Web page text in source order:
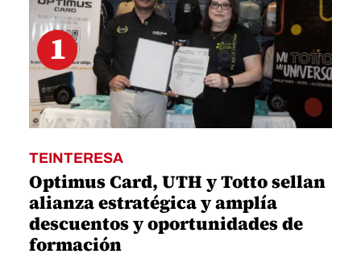
1
TEINTERESA
Optimus Card, UTH y Totto sellan
alianza estratégica y amplía
descuentos y oportunidades de
formación